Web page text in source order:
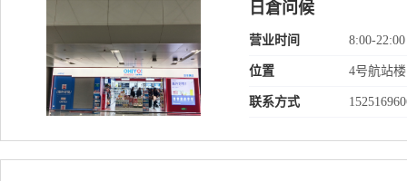
日倉问候
营业时间 8:00-22:00
位置 4号航站
联系方式